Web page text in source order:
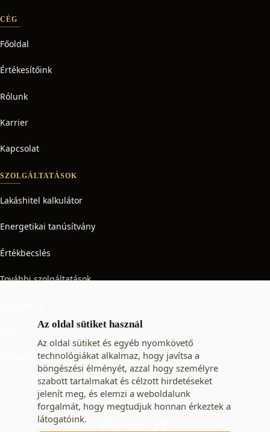
Az oldal sütiket használ
Az oldal sütiket és egyéb nyomkövető
technológiákat alkalmaz, hogy javítsa a
böngészési élményét, azzal hogy személyre
szabott tartalmakat és célzott hirdetéseket
jelenít meg, és elemzi a weboldalunk
forgalmát, hogy megtudjuk honnan érkeztek a
látogatóink.
CÉG
Főoldal
Értékesítőink
Rólunk
Karrier
Kapcsolat
SZOLGÁLTATÁSOK
Lakáshitel kalkulátor
Energetikai tanúsítvány
Értékbecslés
További szolgáltatások
Ingatlan adó
KÖVESSEN MINKET